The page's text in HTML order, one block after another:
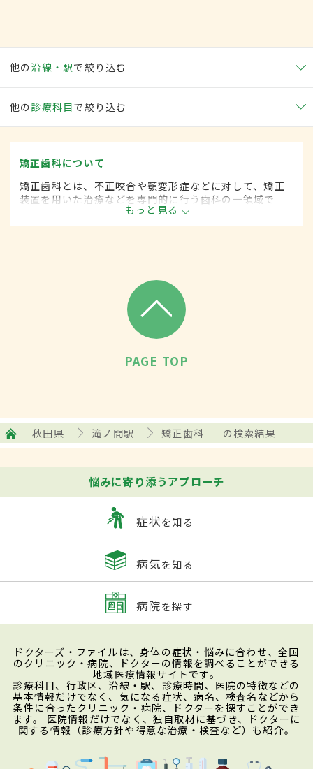
他の沿線・駅で絞り込む
他の 診療科目で絞り込む
矯正歯科について
矯正歯科とは、不正咬合や顎変形症などに対して、矯正
装置を用いた治療などを専門的に行う歯科の一領域で
もっと見る
PAGE TOP
秋田県 滝ノ間駅 矯正歯科 の検索結果
悩みに寄り添うアプローチ
症状を知る
病気を知る
病院を探す
ドクターズ・ファイルは、身体の症状・悩みに合わせ、全国
のクリニック・病院、ドクターの情報を調べることができる
地域医療情報サイトです。
診療科目、行政区、沿線・駅、診療時間、医院の特徴などの
基本情報だけでなく、気になる症状、病名、検査名などから
条件に合ったクリニック・病院、ドクターを探すことができ
ます。 医院情報だけでなく、独自取材に基づき、ドクターに
関する情報（診療方針や得意な治療・検査など）も紹介。